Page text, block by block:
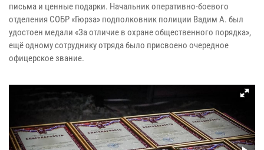
письма и ценные подарки. Начальник оперативно-боевого
отделения СОБР «Гюрза» подполковник полиции Вадим А. был
удостоен медали «За отличие в охране общественного порядка»,
ещё одному сотруднику отряда было присвоено очередное
офицерское звание.